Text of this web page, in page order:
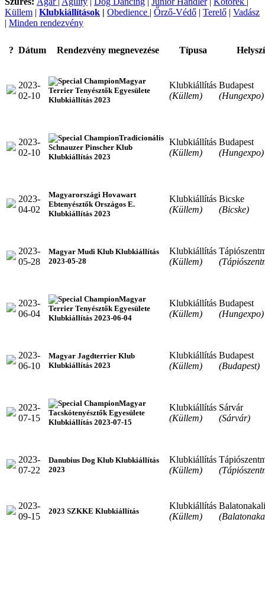
Küllem | Klubkiállítások | Obedience | Őrző-Védő | Terelő | Vadász
| Minden rendezvény
? Dátum Rendezvény megnevezése Típusa
2023-
02-10
Magyar
Terrier Tenyésztők Egyesülete
Klubkiállítás 2023
Klubkiállítás
(Küllem)
Budapest
(Hungexpo)
2023-
02-10
Tradicionális
Schnauzer Pinscher Klub
Klubkiállítás 2023
Klubkiállítás
(Küllem)
Budapest
(Hungexpo)
2023-
04-02
Magyarországi Hovawart
Ebtenyésztők Országos E.
Klubkiállítás 2023
Klubkiállítás
(Küllem)
Bicske
(Bicske)
2023-
05-28
Magyar Mudi Klub Klubkiállítás
2023-05-28
Klubkiállítás
(Küllem)
2023-
06-04
Magyar
Terrier Tenyésztők Egyesülete
Klubkiállítás 2023-06-04
Klubkiállítás
(Küllem)
Budapest
(Hungexpo)
2023-
06-10
Magyar Jagdterrier Klub
Klubkiállítás 2023
Klubkiállítás
(Küllem)
Budapest
(Budapest)
2023-
07-15
Magyar
Tacskótenyésztők Egyesülete
Klubkiállítás 2023-07-15
Klubkiállítás
(Küllem)
Sárvár
(Sárvár)
2023-
07-22
Danubius Dog Klub Klubkiállítás
2023
Klubkiállítás
(Küllem)
2023-
09-15
2023 SZKKE Klubkiállítás
Klubkiállítás
(Küllem)
Balatonakali